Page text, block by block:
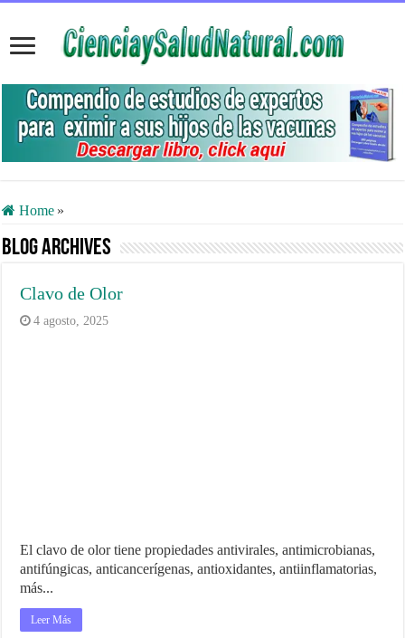
Home »
Blog Archives
Clavo de Olor
4 agosto, 2025
El clavo de olor tiene propiedades antivirales, antimicrobianas,
antifúngicas, anticancerígenas, antioxidantes, antiinflamatorias,
más...
Leer Más